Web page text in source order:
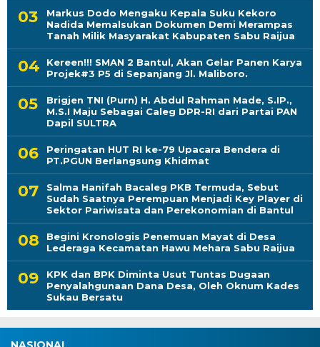
Markus Dodo Mengaku Kepala Suku Kekoro
Nadida Memalsukan Dokumen Demi Merampas
Tanah Milik Masyarakat Kabupaten Sabu Raijua
Kereen!!! SMAN 2 Bantul, Akan Gelar Panen Karya
Projek#3 P5 di Sepanjang Jl. Maliboro.
Brigjen TNI (Purn) H. Abdul Rahman Made, S.IP.,
M.S.I Maju Sebagai Caleg DPR-RI dari Partai PAN
Dapil SULTRA
Peringatan HUT RI ke-79 Upacara Bendera di
PT.PGUN Berlangsung Khidmat
Salma Hanifah Bacaleg PKB Termuda, Sebut
Sudah Saatnya Perempuan Menjadi Key Player di
Sektor Pariwisata dan Perekonomian di Bantul
Begini Kronologis Penemuan Mayat di Desa
Lederaga Kecamatan Hawu Mehara Sabu Raijua
KPK dan BPK Diminta Usut Tuntas Dugaan
Penyalahgunaan Dana Desa, Oleh Oknum Kades
Sukau Bersatu